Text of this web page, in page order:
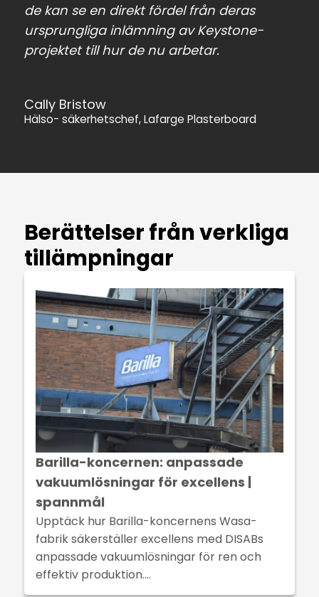
de kan se en direkt fördel från deras
ursprungliga inlämning av Keystone-
projektet till hur de nu arbetar.
Cally Bristow
Hälso- säkerhetschef, Lafarge Plasterboard
Berättelser från verkliga
tillämpningar
Barilla-koncernen: anpassade
vakuumlösningar för excellens |
spannmål
Upptäck hur Barilla-koncernens Wasa-
fabrik säkerställer excellens med DISABs
anpassade vakuumlösningar för ren och
effektiv produktion.…